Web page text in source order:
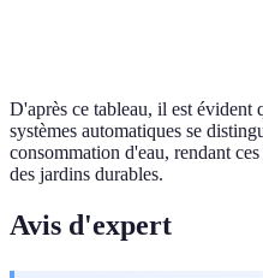
D'après ce tableau, il est évident
systèmes automatiques se
consommation d'eau, rendant
des jardins durables.
Avis d'expert